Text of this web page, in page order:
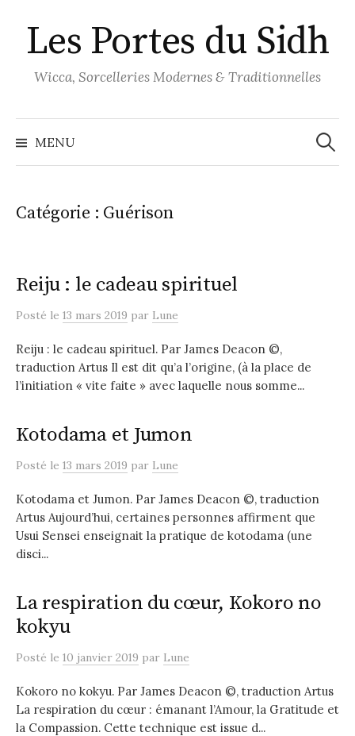
au
contenu
Les Portes du Sidh
Wicca, Sorcelleries Modernes & Traditionnelles
MENU
Catégorie : Guérison
Reiju : le cadeau spirituel
Posté le 13 mars 2019 par Lune
Reiju : le cadeau spirituel. Par James Deacon ©,
traduction Artus Il est dit qu’a l’origine, (à la place de
l’initiation « vite faite » avec laquelle nous somme...
Kotodama et Jumon
Posté le 13 mars 2019 par Lune
Kotodama et Jumon. Par James Deacon ©, traduction
Artus Aujourd’hui, certaines personnes affirment que
Usui Sensei enseignait la pratique de kotodama (une
disci...
La respiration du cœur, Kokoro no
kokyu
Posté le 10 janvier 2019 par Lune
Kokoro no kokyu. Par James Deacon ©, traduction Artus
La respiration du cœur : émanant l’Amour, la Gratitude et
la Compassion. Cette technique est issue d...